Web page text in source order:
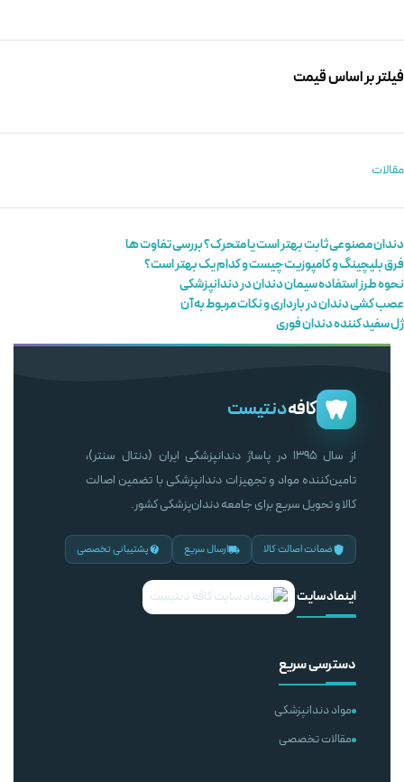
فیلتر بر اساس قیمت
مقالات
دندان مصنوعی ثابت بهتر است یا متحرک؟ بررسی تفاوت ها
فرق بلیچینگ و کامپوزیت چیست و کدام یک بهتر است؟
نحوه طرز استفاده سیمان دندان در دندانپزشکی
عصب کشی دندان در بارداری و نکات مربوط به آن
ژل سفید کننده دندان فوری
کافهدنتیست
از سال ۱۳۹۵ در پاساژ دندانپزشکی ایران (دنتال سنتر)،
تامین‌کننده مواد و تجهیزات دندانپزشکی با تضمین اصالت
کالا و تحویل سریع برای جامعه دندان‌پزشکی کشور.
ضمانت اصالت کالا ارسال سریع پشتیبانی تخصصی
اینماد سایت
دسترسی سریع
مواد دندانپزشکی
مقالات تخصصی